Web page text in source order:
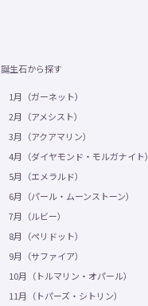
誕生石から探す
1月（ガーネット）
2月（アメシスト）
3月（アクアマリン）
4月（ダイヤモンド・モルガナイト）
5月（エメラルド）
6月（パール・ムーンストーン）
7月（ルビー）
8月（ペリドット）
9月（サファイア）
10月（トルマリン・オパール）
11月（トパーズ・シトリン）